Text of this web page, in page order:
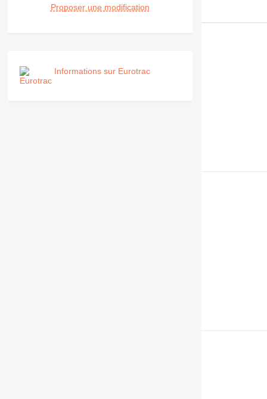
Proposer une modification
Informations sur Eurotrac